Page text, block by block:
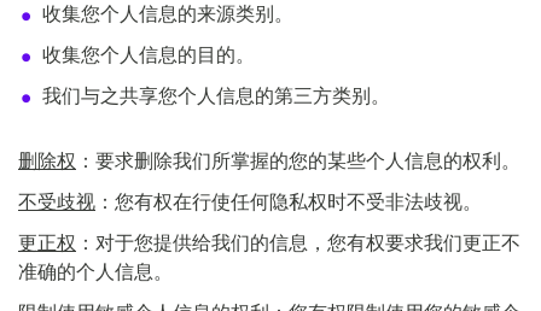
收集您个人信息的来源类别。
收集您个人信息的目的。
我们与之共享您个人信息的第三方类别。
删除权 ：要求删除我们所掌握的您的某些个人信息的权利。
不受歧视 ：您有权在行使任何隐私权时不受非法歧视。
更正权 ：对于您提供给我们的信息，您有权要求我们更正不
准确的个人信息。